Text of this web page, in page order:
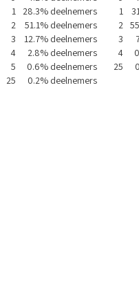
1
28.3% deelnemers
2
51.1% deelnemers
3
12.7% deelnemers
4
2.8% deelnemers
5
0.6% deelnemers
25
0.2% deelnemers
1
2
3
4
25